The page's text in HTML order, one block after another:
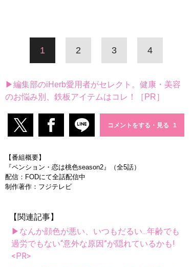
1 2 3 4
▶編集部のiHerb愛用者がセレクト。健康・美容
のお悩み別、鉄板アイテムはコレ！［PR］
コメントをする・見る
【番組概要】
『ペンション・恋は桃色season2』（全5話）
配信：FODにて全話配信中
制作著作：フジテレビ
【関連記事】
▶なんか顔色が悪い、いつもだるい...年齢でも
過労でもない“意外な原因”が隠れているかも!
<PR>